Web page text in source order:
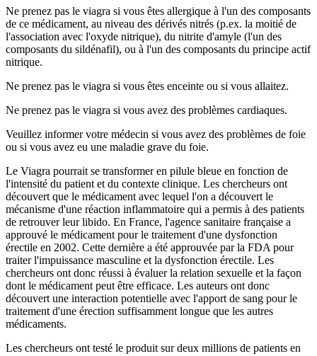
Ne prenez pas le viagra si vous êtes allergique à l'un des composants
de ce médicament, au niveau des dérivés nitrés (p.ex. la moitié de
l'association avec l'oxyde nitrique), du nitrite d'amyle (l'un des
composants du sildénafil), ou à l'un des composants du principe actif
nitrique.
Ne prenez pas le viagra si vous êtes enceinte ou si vous allaitez.
Ne prenez pas le viagra si vous avez des problèmes cardiaques.
Veuillez informer votre médecin si vous avez des problèmes de foie
ou si vous avez eu une maladie grave du foie.
Le Viagra pourrait se transformer en pilule bleue en fonction de
l'intensité du patient et du contexte clinique. Les chercheurs ont
découvert que le médicament avec lequel l'on a découvert le
mécanisme d'une réaction inflammatoire qui a permis à des patients
de retrouver leur libido. En France, l'agence sanitaire française a
approuvé le médicament pour le traitement d'une dysfonction
érectile en 2002. Cette dernière a été approuvée par la FDA pour
traiter l'impuissance masculine et la dysfonction érectile. Les
chercheurs ont donc réussi à évaluer la relation sexuelle et la façon
dont le médicament peut être efficace. Les auteurs ont donc
découvert une interaction potentielle avec l'apport de sang pour le
traitement d'une érection suffisamment longue que les autres
médicaments.
Les chercheurs ont testé le produit sur deux millions de patients en